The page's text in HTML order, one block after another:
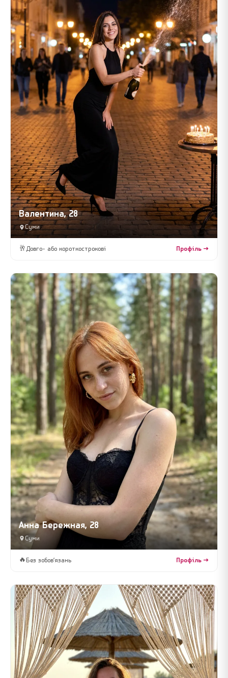
Валентина, 28
Суми
🥂 Довго- або короткострокові Профіль →
Анна Бережная, 28
Суми
🔥 Без зобов’язань Профіль →